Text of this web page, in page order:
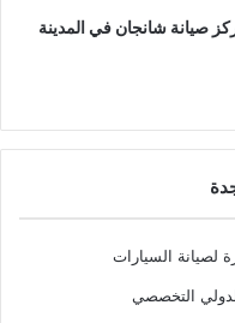
صيانة شانجان في المدينة
لصيانة السيارات
التخصصي